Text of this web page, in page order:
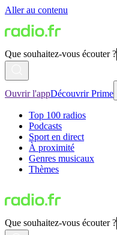
Aller au contenu
Que souhaitez-vous écouter ?
Ouvrir l'appDécouvrir Prime
Top 100 radios
Podcasts
Sport en direct
À proximité
Genres musicaux
Thèmes
Que souhaitez-vous écouter ?